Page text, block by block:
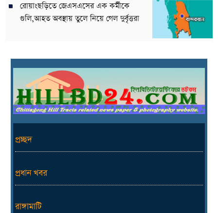
রোয়াংছড়িতে জেএসএসের এক কর্মীকে
গুলি,আহত অবস্থায় তুলে নিয়ে গেল দুর্বৃত্তরা
প্রচ্ছদ
প্রধান খবর
রাঙ্গামাটি